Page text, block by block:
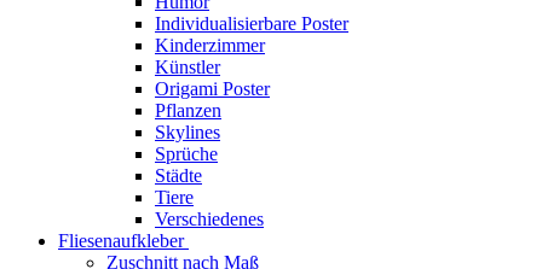
Individualisierbare Poster
Kinderzimmer
Künstler
Origami Poster
Pflanzen
Skylines
Sprüche
Städte
Tiere
Verschiedenes
Fliesenaufkleber
Zuschnitt nach Maß